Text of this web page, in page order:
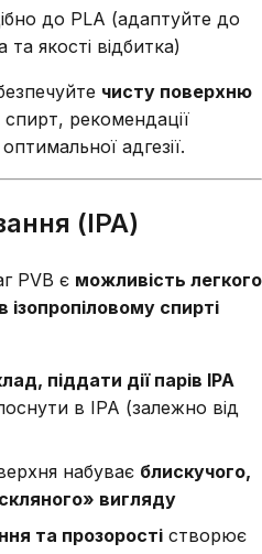
до PLA (адаптуйте до
якості відбитка)
чисту поверхню
спирт, рекомендації
адгезії.
(IPA)
PVB є можливість легкого
ізопропіловому спирті
піддати дії парів IPA
в IPA (залежно від
набуває блискучого,
вигляду
та прозорості створює